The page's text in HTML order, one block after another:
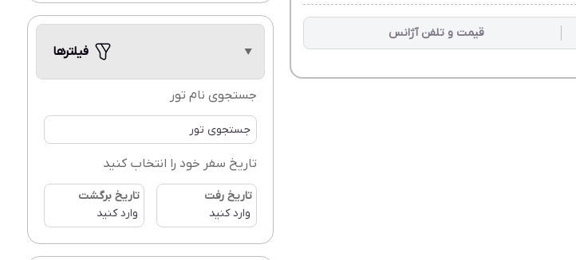
قیمت و تلفن آژانس
فیلترها
جستجوی نام تور
تاریخ سفر خود را انتخاب کنید
تاریخ رفت تاریخ برگشت